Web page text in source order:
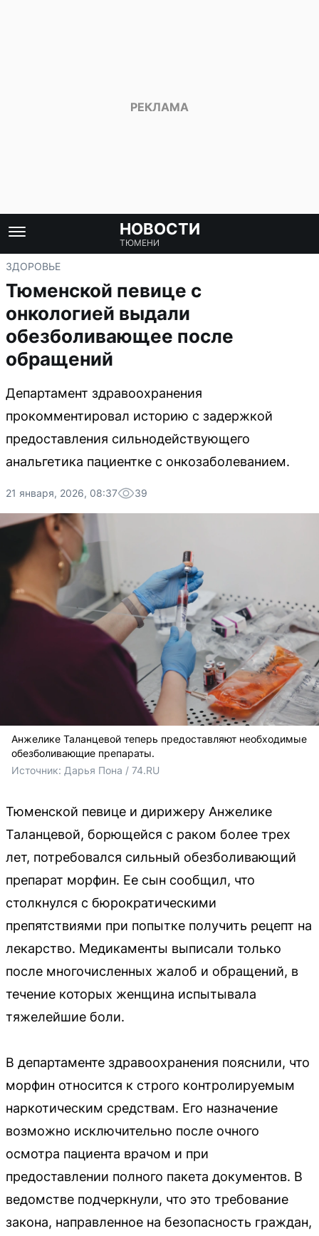
НОВОСТИ
ТЮМЕНИ
ЗДОРОВЬЕ
Тюменской певице с
онкологией выдали
обезболивающее после
обращений
Департамент здравоохранения
прокомментировал историю с задержкой
предоставления сильнодействующего
анальгетика пациентке с онкозаболеванием.
21 января, 2026, 08:37 39
Анжелике Таланцевой теперь предоставляют необходимые
обезболивающие препараты.
Источник: Дарья Пона / 74.RU
Тюменской певице и дирижеру Анжелике
Таланцевой, борющейся с раком более трех
лет, потребовался сильный обезболивающий
препарат морфин. Ее сын сообщил, что
столкнулся с бюрократическими
препятствиями при попытке получить рецепт на
лекарство. Медикаменты выписали только
после многочисленных жалоб и обращений, в
течение которых женщина испытывала
тяжелейшие боли.
В департаменте здравоохранения пояснили, что
морфин относится к строго контролируемым
наркотическим средствам. Его назначение
возможно исключительно после очного
осмотра пациента врачом и при
предоставлении полного пакета документов. В
ведомстве подчеркнули, что это требование
закона, направленное на безопасность граждан,